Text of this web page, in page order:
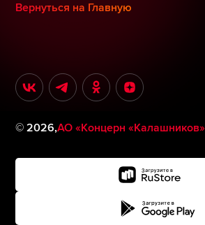
Вернуться на Главную
©2026,АО «Концерн «Калашников»